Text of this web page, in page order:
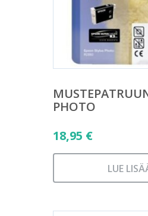
PHOTO
18,95 €
LUE